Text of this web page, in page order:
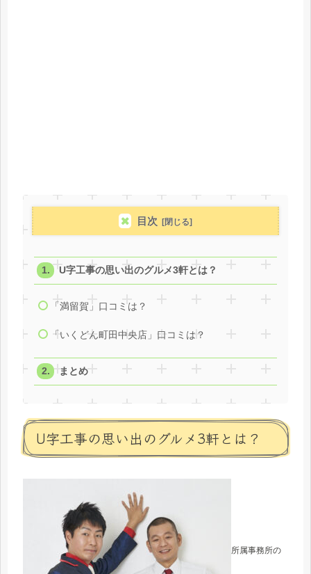
目次
U字工事の思い出のグルメ3軒とは？
「満留賀」口コミは？
「いくどん町田中央店」口コミは？
まとめ
U字工事の思い出のグルメ3軒とは？
所属事務所の